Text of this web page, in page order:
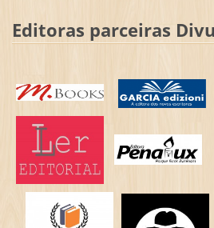
Editoras parceiras